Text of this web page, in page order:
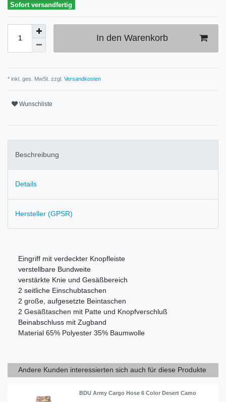
Sofort versandfertig
In den Warenkorb
* inkl. ges. MwSt. zzgl. Versandkosten
Wunschliste
Beschreibung
Details
Hersteller (GPSR)
Eingriff mit verdeckter Knopfleiste
verstellbare Bundweite
verstärkte Knie und Gesäßbereich
2 seitliche Einschubtaschen
2 große, aufgesetzte Beintaschen
2 Gesäßtaschen mit Patte und Knopfverschluß
Beinabschluss mit Zugband
Material 65% Polyester 35% Baumwolle
Andere Kunden interessierten sich auch für diese Produkte
BDU Army Cargo Hose 6 Color Desert Camo